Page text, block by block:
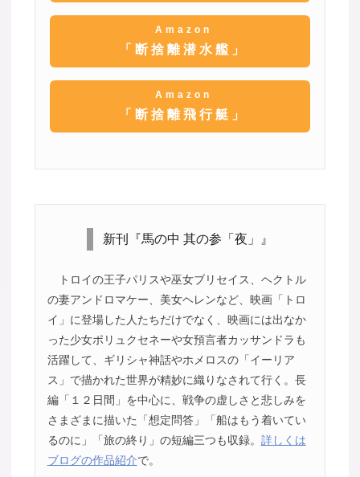
Amazon
「断捨離潜水艦」
Amazon
「断捨離飛行艇」
新刊『馬の中 其の参「夜」』
トロイの王子パリスや巫女ブリセイス、ヘクトル
の妻アンドロマケー、美女ヘレンなど、映画「トロ
イ」に登場した人たちだけでなく、映画には出なか
った少女ポリュクセネーや女預言者カッサンドラも
活躍して、ギリシャ神話やホメロスの「イーリア
ス」で描かれた世界が精妙に織りなされて行く。長
編「１２日間」を中心に、戦争の虚しさと悲しみを
さまざまに描いた「想定問答」「船はもう着いてい
るのに」「旅の終り」の短編三つも収録。 詳しくは
ブログの作品紹介で。